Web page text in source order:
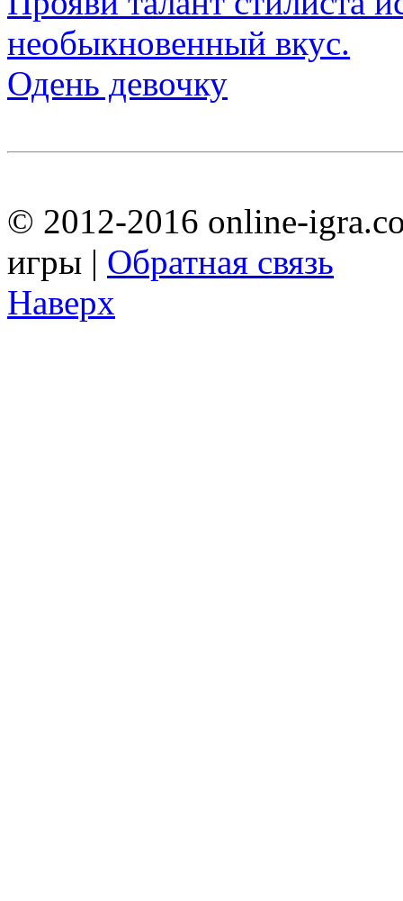
Одень девочку
© 2012-2016 online-
игры | Обратная связь
Наверх